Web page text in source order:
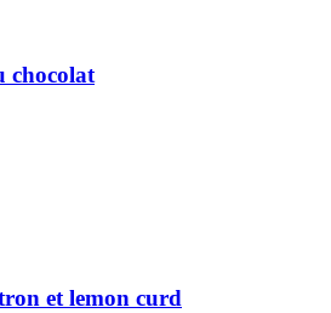
chocolat
et lemon curd